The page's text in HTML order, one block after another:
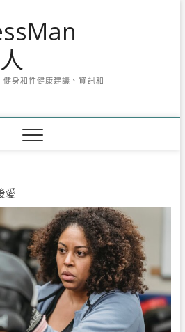
健身和性健康建議、資訊和
愛